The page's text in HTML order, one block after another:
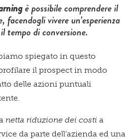
è possibile comprendere il
vivere un’esperienza
tempo di conversione.
spiegato in questo
il prospect in modo
delle azioni puntuali
netta riduzione dei costi a
da parte dell’azienda ed una